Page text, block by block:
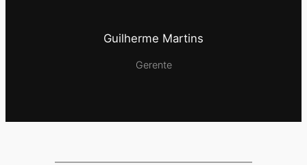
Guilherme Martins
Gerente